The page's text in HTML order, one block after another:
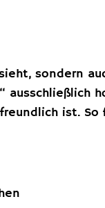
sondern
ausschließlich
ist. So